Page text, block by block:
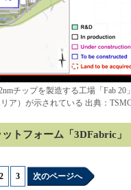
チップを製造する工場「Fab 20
ア）が示されている 出典：
トフォーム「3DFabric」
2 3 次のページへ